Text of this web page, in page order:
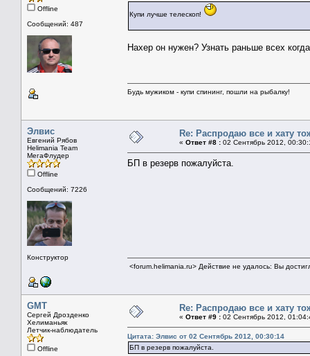
Offline
Сообщений: 487
Купи лучше телескоп!
Нахер он нужен? Узнать раньше всех
Будь мужиком - купи спининг, пошли на рыбалку!
Элвис
Евгений Рябов
Helimania Team
МегаФлудер
Offline
Сообщений: 7226
Конструктор
Re: Распродаю все и хату
« Ответ #8 : 02 Сентябрь 2012,
БП в резерв пожалуйста.
<forum.helimania.ru> Действие не удалось: Вы
GMT
Сергей Дрозденко
Хелиманьяк
Летчик-наблюдатель
Offline
Re: Распродаю все и хату
« Ответ #9 : 02 Сентябрь 2012,
Цитата: Элвис от 02 Сентябрь 2012, 00:30:14
БП в резерв пожалуйста.